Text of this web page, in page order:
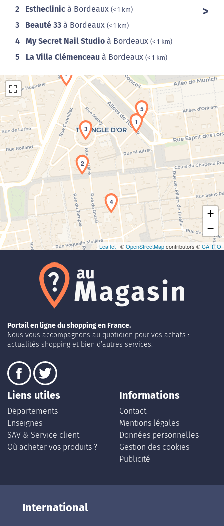
2 Estheclinic à Bordeaux (< 1 km)
3 Beauté 33 à Bordeaux (< 1 km)
4 My Secret Nail Studio à Bordeaux (< 1 km)
5 La Villa Clémenceau à Bordeaux (< 1 km)
Chargement de la carte en cours...
1
2
3
4
5
+
−
Leaflet | ©OpenStreetMapcontributors ©CARTO
Portail en ligne du shopping en France.
Nous vous accompagnons au quotidien pour vos achats :
actualités shopping et bien d’autres services.
Liens utiles
Départements
Enseignes
SAV & Service client
Où acheter vos produits ?
Informations
Contact
Mentions légales
Données personnelles
Gestion des cookies
Publicité
International